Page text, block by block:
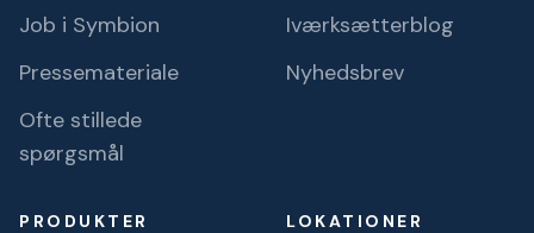
Job i Symbion
Pressemateriale
Ofte stillede
spørgsmål
Iværksætterblog
Nyhedsbrev
PRODUKTER LOKATIONER